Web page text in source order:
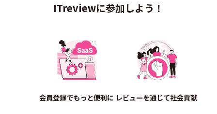
ITreviewに参加しよう！
会員登録でもっと便利に レビューを通じて社会貢献